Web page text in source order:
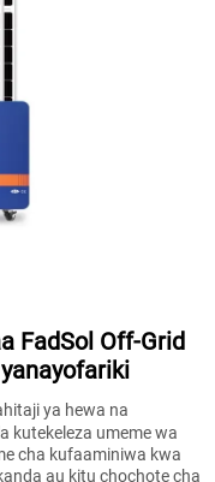
FadSol Off-Grid
ya hewa na
kutekeleza umeme wa
cha kufaaminiwa kwa
au kitu chochote cha